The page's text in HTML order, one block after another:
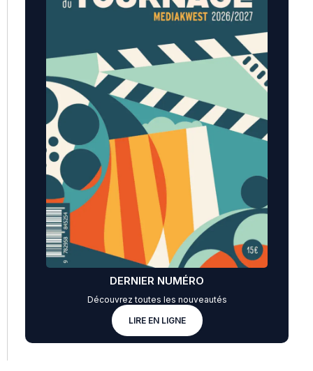
DERNIER NUMÉRO
Découvrez toutes les nouveautés
LIRE EN LIGNE